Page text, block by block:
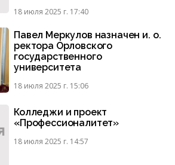
18 июля 2025 г. 17:40
Павел Меркулов назначен и. о.
ректора Орловского
государственного
университета
18 июля 2025 г. 15:06
Колледжи и проект
«Профессионалитет»
18 июля 2025 г. 14:57